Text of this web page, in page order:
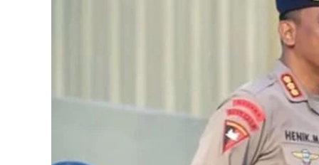
Dansat Brimob
Pendemo, Ungkap